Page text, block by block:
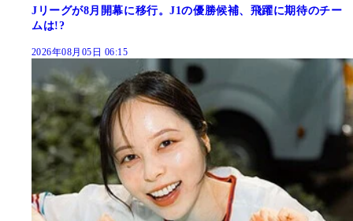
Jリーグが8月開幕に移行。J1の優勝候補、飛躍に期待のチー
ムは!?
2026年08月05日 06:15